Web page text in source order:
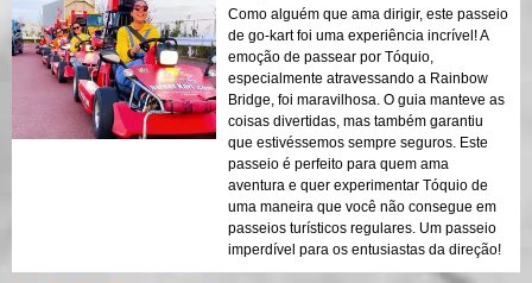
Como alguém que ama dirigir, este passeio
de go-kart foi uma experiência incrível! A
emoção de passear por Tóquio,
especialmente atravessando a Rainbow
Bridge, foi maravilhosa. O guia manteve as
coisas divertidas, mas também garantiu
que estivéssemos sempre seguros. Este
passeio é perfeito para quem ama
aventura e quer experimentar Tóquio de
uma maneira que você não consegue em
passeios turísticos regulares. Um passeio
imperdível para os entusiastas da direção!